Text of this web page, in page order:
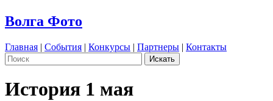
Волга Фото
Главная | События | Конкурсы | Партнеры | Контакты
История 1 мая